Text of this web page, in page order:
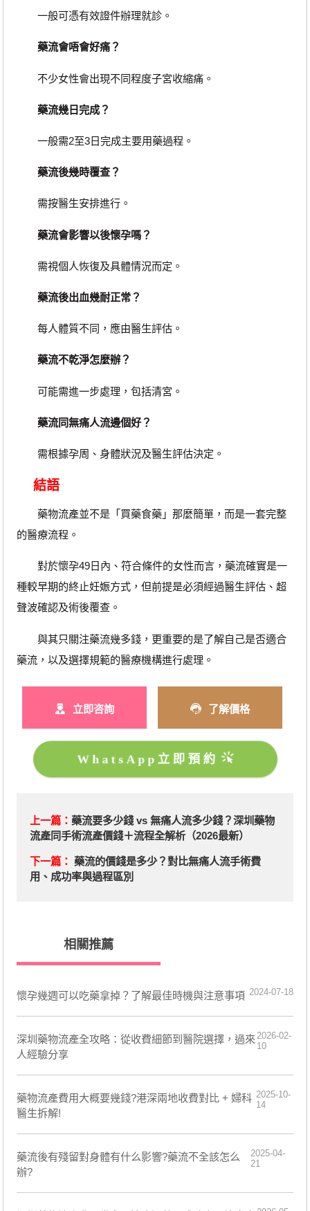
一般可憑有效證件辦理就診。
藥流會唔會好痛？
不少女性會出現不同程度子宮收縮痛。
藥流幾日完成？
一般需2至3日完成主要用藥過程。
藥流後幾時覆查？
需按醫生安排進行。
藥流會影響以後懷孕嗎？
需視個人恢復及具體情況而定。
藥流後出血幾耐正常？
每人體質不同，應由醫生評估。
藥流不乾淨怎麼辦？
可能需進一步處理，包括清宮。
藥流同無痛人流邊個好？
需根據孕周、身體狀況及醫生評估決定。
結語
藥物流產並不是「買藥食藥」那麼簡單，而是一套完整
的醫療流程。
對於懷孕49日內、符合條件的女性而言，藥流確實是一
種較早期的終止妊娠方式，但前提是必須經過醫生評估、超
聲波確認及術後覆查。
與其只關注藥流幾多錢，更重要的是了解自己是否適合
藥流，以及選擇規範的醫療機構進行處理。
立即咨詢 了解價格
WhatsApp立即預約
上一篇： 藥流要多少錢 vs 無痛人流多少錢？深圳藥物
流產同手術流產價錢＋流程全解析（2026最新）
下一篇： 藥流的價錢是多少？對比無痛人流手術費
用、成功率與過程區別
相關推薦
懷孕幾週可以吃藥拿掉？了解最佳時機與注意事項 2024-07-18
深圳藥物流產全攻略：從收費細節到醫院選擇，過來
人經驗分享
2026-02-
10
藥物流產費用大概要幾錢?港深兩地收費對比 + 婦科
醫生拆解!
2025-10-
14
藥流後有殘留對身體有什么影響?藥流不全該怎么
辦?
2025-04-
21